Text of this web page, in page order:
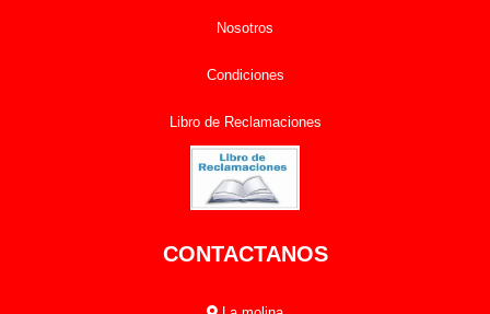
Nosotros
Condiciones
Libro de Reclamaciones
CONTACTANOS